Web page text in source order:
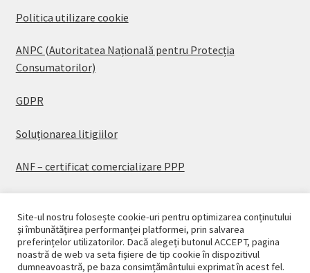
Politica utilizare cookie
ANPC (Autoritatea Națională pentru Protecția
Consumatorilor)
GDPR
Soluționarea litigiilor
ANF – certificat comercializare PPP
© CASAPLANT 2026
Site-ul nostru folosește cookie-uri pentru optimizarea conținutului
și îmbunătățirea performanței platformei, prin salvarea
preferințelor utilizatorilor. Dacă alegeți butonul ACCEPT, pagina
noastră de web va seta fișiere de tip cookie în dispozitivul
dumneavoastră, pe baza consimțământului exprimat în acest fel.